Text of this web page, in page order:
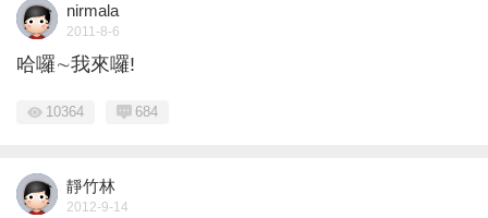
nirmala
2011-8-6
哈囉∼我來囉!
10364 684
靜竹林
2012-9-14